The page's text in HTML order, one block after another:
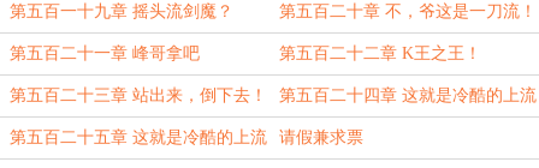
（月末双倍求月票）
第五百一十九章 摇头流剑魔？ 第五百二十章 不，爷这是一刀流！
（双倍求月票求订阅）
第五百二十一章 峰哥拿吧 第五百二十二章 K王之王！
第五百二十三章 站出来，倒下去！
（第三更求双倍月票订阅）
第五百二十四章 这就是冷酷的上流
世界吗（上）
第五百二十五章 这就是冷酷的上流 请假兼求票